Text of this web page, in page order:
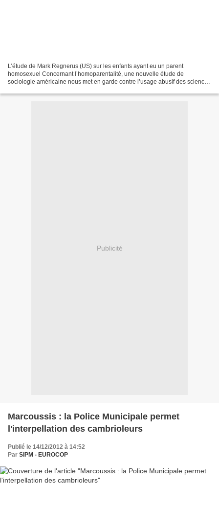
L’étude de Mark Regnerus (US) sur les enfants ayant eu un parent
homosexuel Concernant l’homoparentalité, une nouvelle étude de
sociologie américaine nous met en garde contre l’usage abusif des science
Publicité
Marcoussis : la Police Municipale permet
l'interpellation des cambrioleurs
Publié le 14/12/2012 à 14:52
Par SIPM - EUROCOP